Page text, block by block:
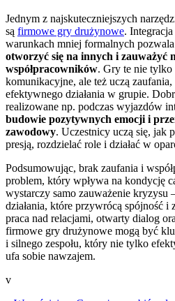
Jednym z najskuteczniejszych
są firmowe gry drużynowe.
warunkach mniej formalnych pozwala
otworzyć się na innych i zauważyć
współpracowników. Gry te nie tylko
komunikacyjne, ale też uczą
efektywnego działania w grupie.
realizowane np. podczas wyjazdów
budowie pozytywnych emocji i
zawodowy. Uczestnicy uczą się, jak
presją, rozdzielać role i działać w
Podsumowując, brak zaufania i
problem, który wpływa na kondycję
wystarczy samo zauważenie kryzysu
działania, które przywrócą spójność i
praca nad relacjami, otwarty dialog
firmowe gry drużynowe mogą być
i silnego zespołu, który nie tylko
ufa sobie nawzajem.
v